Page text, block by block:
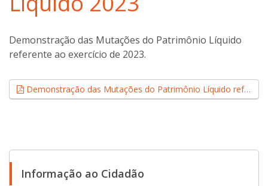
Demonstração das Mutações do Patrimônio Líquido
referente ao exercício de 2023.
Demonstração das Mutações do Patrimônio Líquido referente ao exercício de 2023 (.pdf, 0,15 MB)
Informação ao Cidadão